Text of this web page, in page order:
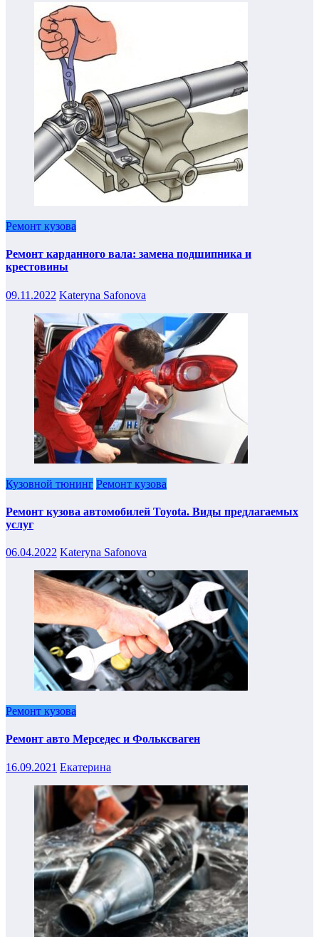
Ремонт кузова
Ремонт карданного вала: замена подшипника и
крестовины
09.11.2022 Kateryna Safonova
Кузовной тюнинг Ремонт кузова
Ремонт кузова автомобилей Toyota. Виды предлагаемых
услуг
06.04.2022 Kateryna Safonova
Ремонт кузова
Ремонт авто Мерседес и Фольксваген
16.09.2021 Екатерина